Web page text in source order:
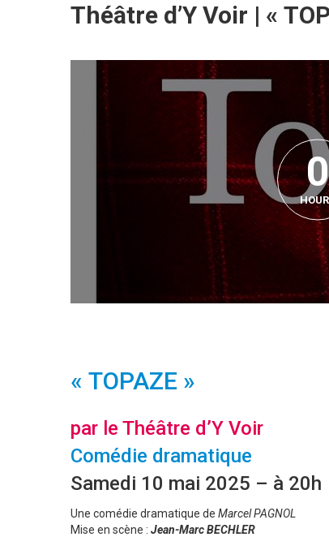
Théâtre d’Y Voir | «
0
« TOPAZE »
par le Théâtre d’Y Voir
Comédie dramatique
Samedi 10 mai 2025 – à 20h
Une comédie dramatique de Marcel PAGNOL
Mise en scène : Jean-Marc BECHLER